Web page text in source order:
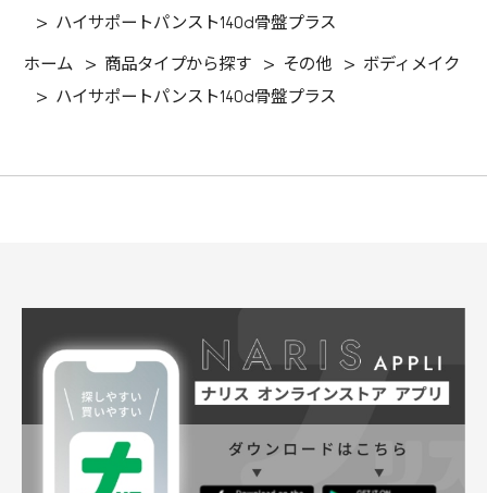
> ハイサポートパンスト140d骨盤プラス
ホーム > 商品タイプから探す > その他 > ボディメイク
> ハイサポートパンスト140d骨盤プラス